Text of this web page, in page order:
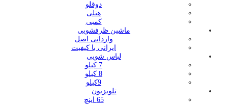
دوقلو
هتلی
کمبی
ماشین ظرفشویی
وارداتی اصل
ایرانی با کیفیت
لباس شویی
7 کیلو
8 کیلو
9کیلو
تلویزیون
65 اینچ